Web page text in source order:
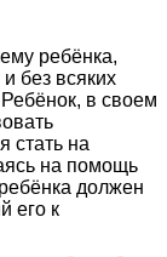
ребёнка,
без всяких
в своем
стать на
на помощь
ребёнка должен
его к